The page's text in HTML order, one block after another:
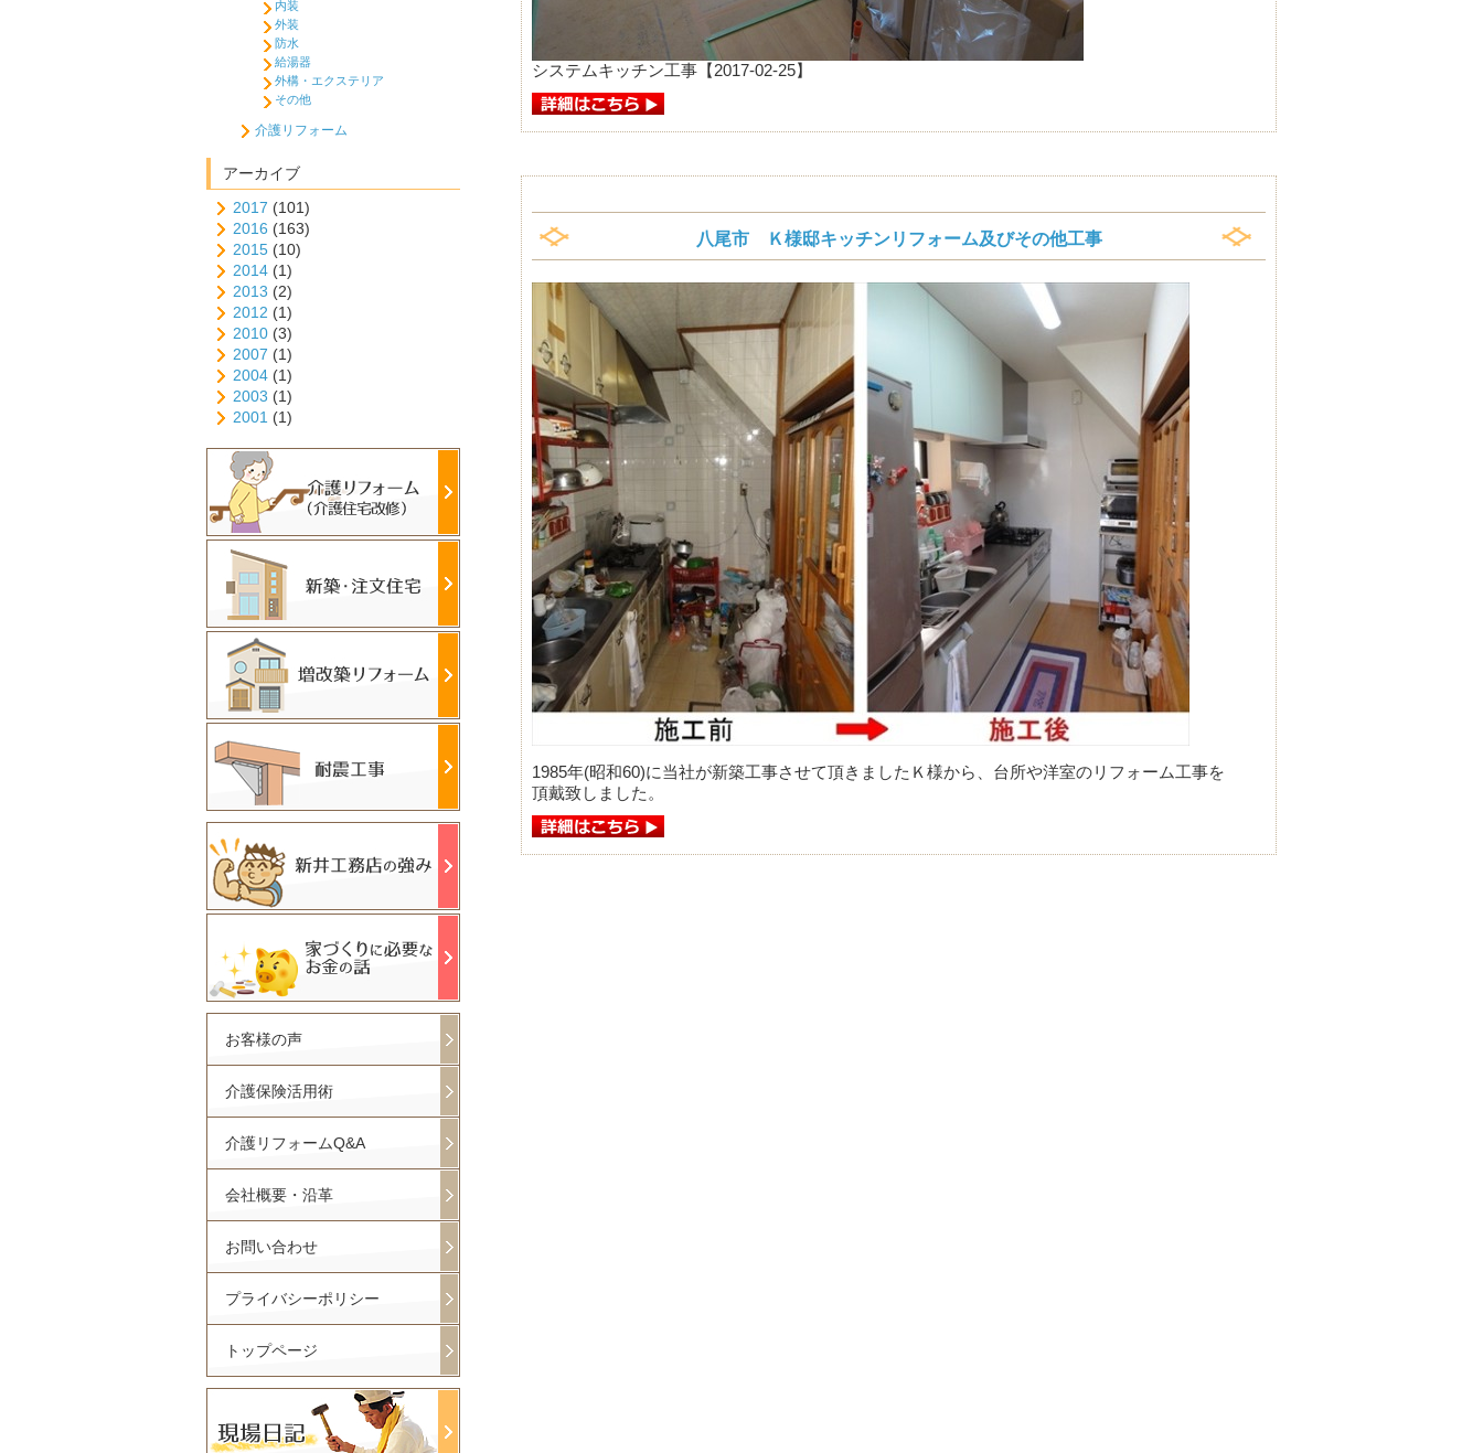
システムキッチン工事【2017-02-25】
八尾市 Ｋ様邸キッチンリフォーム及びその他工事
1985年(昭和60)に当社が新築工事させて頂きましたＫ様から、台所や洋室のリフォーム工事を
頂戴致しました。
内装
外装
防水
給湯器
外構・エクステリア
その他
介護リフォーム
アーカイブ
2017 (101)
2016 (163)
2015(10)
2014(1)
2013 (2)
2012 (1)
2010(3)
2007 (1)
2004(1)
2003 (1)
2001 (1)
お客様の声
介護保険活用術
介護リフォームQ&A
会社概要・沿革
お問い合わせ
プライバシーポリシー
トップページ